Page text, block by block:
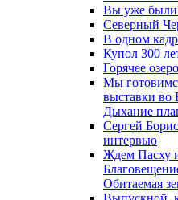
Вы уже были
Северный
В одном
Купол 300
Горячее
Мы
выставки во
Дыхание
Сергей
интервью
Ждем Пасху
Обитаемая